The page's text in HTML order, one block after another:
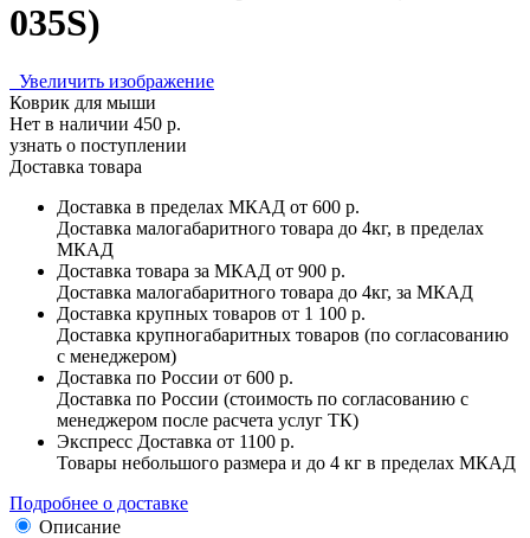
035S)
Увеличить изображение
Коврик для мыши
Нет в наличии 450 р.
узнать о поступлении
Доставка товара
Доставка в пределах МКАД от 600 р.
Доставка малогабаритного товара до 4кг, в пределах
МКАД
Доставка товара за МКАД от 900 р.
Доставка малогабаритного товара до 4кг, за МКАД
Доставка крупных товаров от 1 100 р.
Доставка крупногабаритных товаров (по согласованию
с менеджером)
Доставка по России от 600 р.
Доставка по России (стоимость по согласованию с
менеджером после расчета услуг ТК)
Экспресс Доставка от 1100 р.
Товары небольшого размера и до 4 кг в пределах МКАД
Подробнее о доставке
Описание